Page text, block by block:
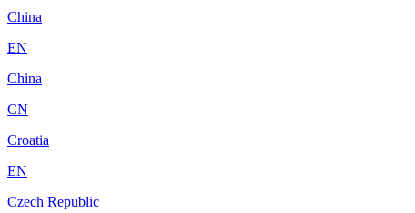
China
EN
China
CN
Croatia
EN
Czech Republic